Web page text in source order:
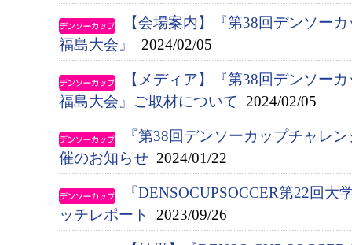
【会場案内】『第38回デンソ
福島大会』
2024/02/05
【メディア】『第38回デンソ
福島大会』ご取材について 2024/02/05
『第38回デンソーカップチャレ
催のお知らせ 2024/01/22
『DENSOCUPSOCCER第22回
ッチレポート
2023/09/26